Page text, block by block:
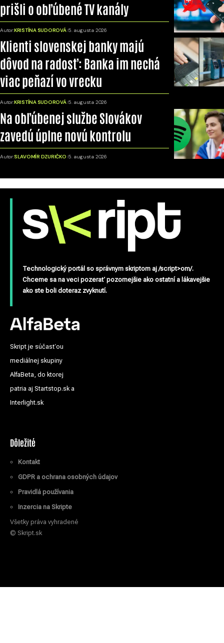
prišli o obľúbené TV kanály
Autor:KRISTÍNA SUDOROVÁ 5. augusta 2026
Klienti slovenskej banky majú
dôvod na radosť: Banka im nechá
viac peňazí vo vrecku
Autor:KRISTÍNA SUDOROVÁ 5. augusta 2026
Na obľúbenej službe Slovákov
zavedú úplne novú kontrolu
Autor:SLAVOMÍR DZURIČKO 5. augusta 2026
Technologický portál so správnym skriptom aj /script>om/.
Chceme sa na veci pozerať pozornejšie ako ostatní a lákavejšie
ako ste boli doteraz zvyknutí.
Skript je súčasťou
mediálnej skupiny
AlfaBeta, do ktorej
patria aj Startstop.sk a
Interlight.sk
Dôležité
Kontakt
GDPR a ochrana osobných údajov
Pravidlá používania
Inzercia na Skripte
Všetky práva vyhradené
© Skript.sk